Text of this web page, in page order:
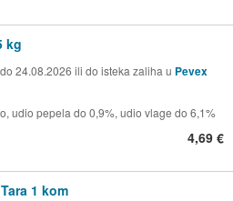
kg
24.08.2026 ili do isteka zaliha u Pevex
udio pepela do 0,9%, udio vlage do 6,1%
4,69 €
1 kom